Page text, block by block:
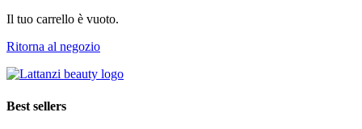
Il tuo carrello è vuoto.
Ritorna al negozio
Best sellers